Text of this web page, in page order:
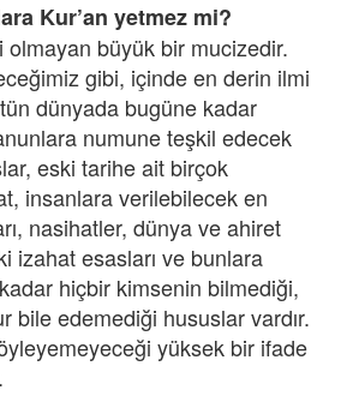
Kur’an yetmez mi?
olmayan büyük bir mucizedir.
gibi, içinde en derin ilmi
dünyada bugüne kadar
numune teşkil edecek
eski tarihe ait birçok
insanlara verilebilecek en
nasihatler, dünya ve ahiret
izahat esasları ve bunlara
hiçbir kimsenin bilmediği,
bile edemediği hususlar vardır.
yüksek bir ifade